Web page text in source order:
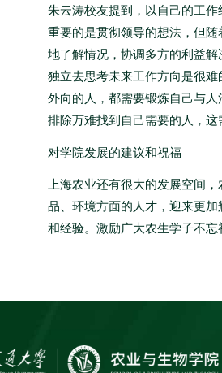
朱云涛校友提到，以自己的工
重要的是贯彻领导的想法，但
地了解情况，协调多方的利益
独立去思考未来工作方向是很
外向的人，都需要锻炼自己与
排除万难找到自己需要的人，这
对学院发展的建议和祝福
上海农业还有很大的发展空间
品、环境方面的人才，迎来更
和经验。激励广大农生学子不忘